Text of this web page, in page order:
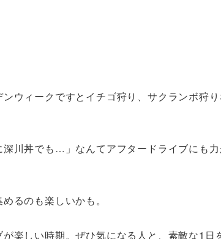
ウィークですとイチゴ狩り、サクランボ狩
川丼でも…」なんてアフタードライブにも
るのも楽しいかも。
楽しい時期。ぜひ気になる人と、素敵な1日